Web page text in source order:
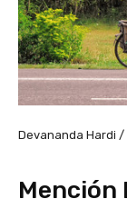
Devananda Hardi
Mención